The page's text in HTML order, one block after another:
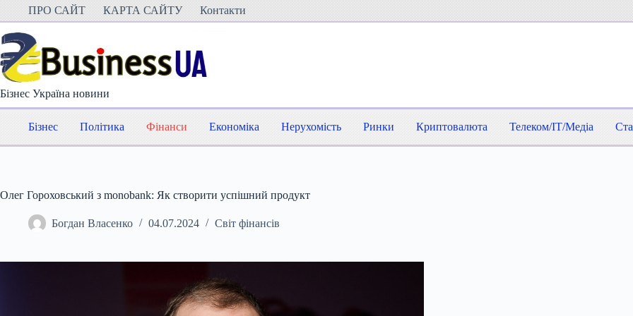
Перейти
вмісту
ПРО САЙТ КАРТА САЙТУ Контакти
Бізнес Україна новини
Бізнес Політика Фінанси Економіка Нерухомість Ринки Криптовалюта Телеком/IT/Медіа
Олег Гороховський з monobank: Як створити успішний продукт
Богдан Власенко 04.07.2024 Світ фінансів